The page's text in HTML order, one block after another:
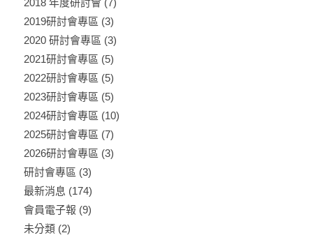
2019研討會專區 (3)
2020 研討會專區 (3)
2021研討會專區 (5)
2022研討會專區 (5)
2023研討會專區 (5)
2024研討會專區 (10)
2025研討會專區 (7)
2026研討會專區 (3)
研討會專區 (3)
最新消息 (174)
會員電子報 (9)
未分類(2)